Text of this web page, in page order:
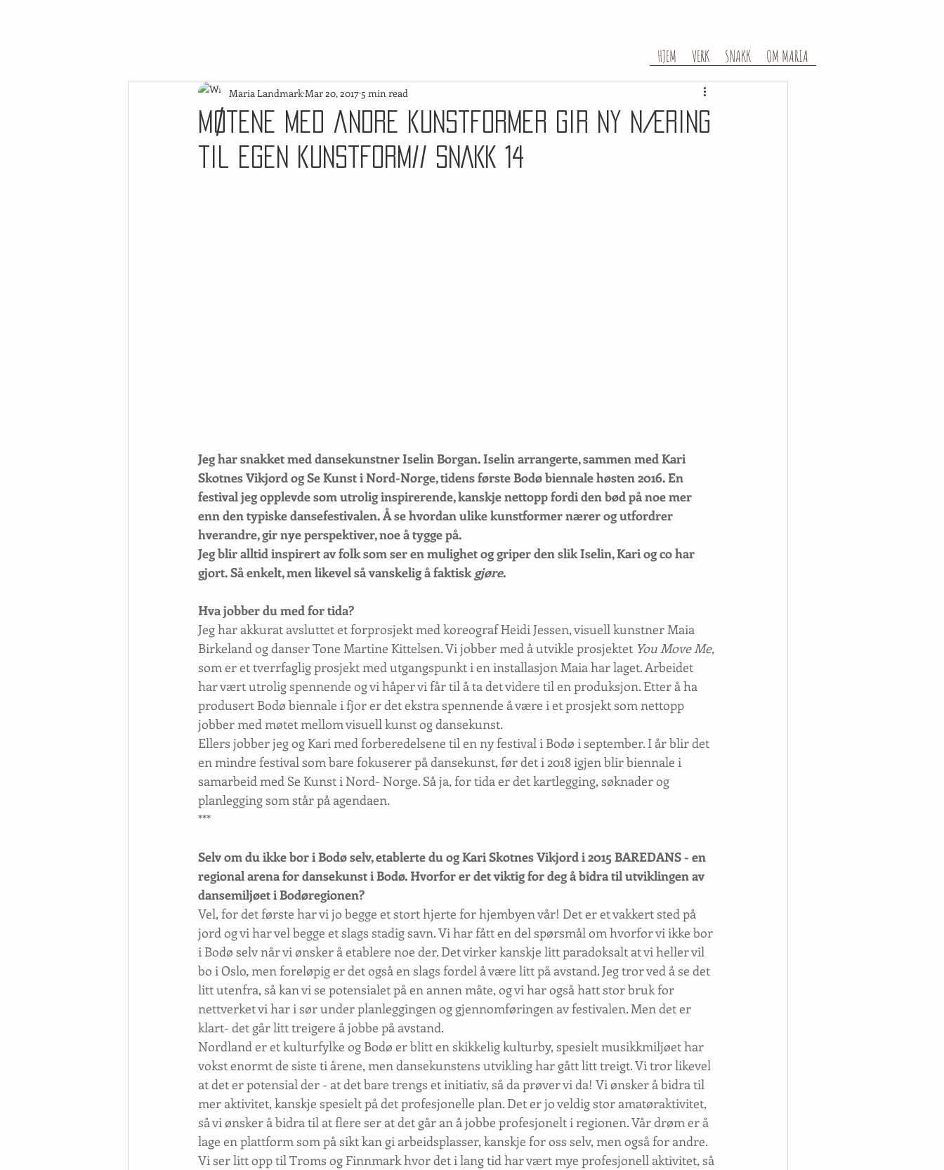
Møtene med andre kunstformer gir ny næring
til egen kunstform// SNAKK 14
Maria Landmark Mar 20, 2017 5 min read
Jeg har snakket med dansekunstner Iselin Borgan. Iselin arrangerte, sammen med Kari
Skotnes Vikjord og Se Kunst i Nord-Norge, tidens første Bodø biennale høsten 2016. En
festival jeg opplevde som utrolig inspirerende, kanskje nettopp fordi den bød på noe mer
enn den typiske dansefestivalen. Å se hvordan ulike kunstformer nærer og utfordrer
hverandre, gir nye perspektiver, noe å tygge på.
Jeg blir alltid inspirert av folk som ser en mulighet og griper den slik Iselin, Kari og co har
gjort. Så enkelt, men likevel så vanskelig å faktisk gjøre.
Hva jobber du med for tida?
Jeg har akkurat avsluttet et forprosjekt med koreograf Heidi Jessen, visuell kunstner Maia
Birkeland og danser Tone Martine Kittelsen. Vi jobber med å utvikle prosjektet You Move Me,
som er et tverrfaglig prosjekt med utgangspunkt i en installasjon Maia har laget. Arbeidet
har vært utrolig spennende og vi håper vi får til å ta det videre til en produksjon. Etter å ha
produsert Bodø biennale i fjor er det ekstra spennende å være i et prosjekt som nettopp
jobber med møtet mellom visuell kunst og dansekunst.
Ellers jobber jeg og Kari med forberedelsene til en ny festival i Bodø i september. I år blir det
en mindre festival som bare fokuserer på dansekunst, før det i 2018 igjen blir biennale i
samarbeid med Se Kunst i Nord- Norge. Så ja, for tida er det kartlegging, søknader og
planlegging som står på agendaen.
***
Selv om du ikke bor i Bodø selv, etablerte du og Kari Skotnes Vikjord i 2015 BAREDANS - en
regional arena for dansekunst i Bodø. Hvorfor er det viktig for deg å bidra til utviklingen av
dansemiljøet i Bodøregionen?
Vel, for det første har vi jo begge et stort hjerte for hjembyen vår! Det er et vakkert sted på
jord og vi har vel begge et slags stadig savn. Vi har fått en del spørsmål om hvorfor vi ikke bor
i Bodø selv når vi ønsker å etablere noe der. Det virker kanskje litt paradoksalt at vi heller vil
bo i Oslo, men foreløpig er det også en slags fordel å være litt på avstand. Jeg tror ved å se det
litt utenfra, så kan vi se potensialet på en annen måte, og vi har også hatt stor bruk for
nettverket vi har i sør under planleggingen og gjennomføringen av festivalen. Men det er
klart- det går litt treigere å jobbe på avstand.
Nordland er et kulturfylke og Bodø er blitt en skikkelig kulturby, spesielt musikkmiljøet har
vokst enormt de siste ti årene, men dansekunstens utvikling har gått litt treigt. Vi tror likevel
at det er potensial der - at det bare trengs et initiativ, så da prøver vi da! Vi ønsker å bidra til
mer aktivitet, kanskje spesielt på det profesjonelle plan. Det er jo veldig stor amatøraktivitet,
så vi ønsker å bidra til at flere ser at det går an å jobbe profesjonelt i regionen. Vår drøm er å
lage en plattform som på sikt kan gi arbeidsplasser, kanskje for oss selv, men også for andre.
Vi ser litt opp til Troms og Finnmark hvor det i lang tid har vært mye profesjonell aktivitet, så
HJEM VERK SNAKK OM MARIA